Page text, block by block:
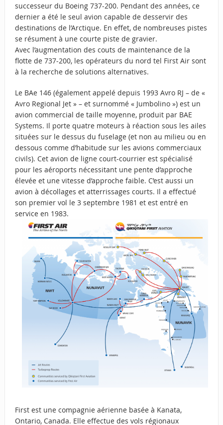
successeur du Boeing 737-200. Pendant des années, ce
dernier a été le seul avion capable de desservir des
destinations de l’Arctique. En effet, de nombreuses pistes
se résument à une courte piste de gravier.
Avec l’augmentation des couts de maintenance de la
flotte de 737-200, les opérateurs du nord tel First Air sont
à la recherche de solutions alternatives.
Le BAe 146 (également appelé depuis 1993 Avro RJ – de «
Avro Regional Jet » – et surnommé « Jumbolino ») est un
avion commercial de taille moyenne, produit par BAE
Systems. Il porte quatre moteurs à réaction sous les ailes
situées sur le dessus du fuselage (et non au milieu ou en
dessous comme d’habitude sur les avions commerciaux
civils). Cet avion de ligne court-courrier est spécialisé
pour les aéroports nécessitant une pente d’approche
élevée et une vitesse d’approche faible. C’est aussi un
avion à décollages et atterrissages courts. Il a effectué
son premier vol le 3 septembre 1981 et est entré en
service en 1983.
First est une compagnie aérienne basée à Kanata,
Ontario, Canada. Elle effectue des vols régionaux